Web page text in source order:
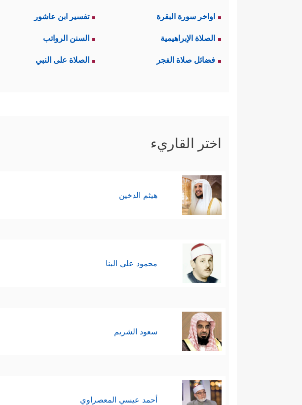
اواخر سورة البقرة تفسير ابن عاشور
الصلاة الإبراهيمية السنن الرواتب
فضائل صلاة الفجر الصلاة على النبي
اختر القاريء
هيثم الدخين
محمود علي البنا
سعود الشريم
أحمد عيسي المعصراوي